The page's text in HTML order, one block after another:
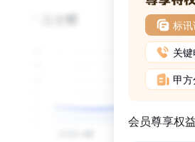
标
关
甲
会员尊享权益